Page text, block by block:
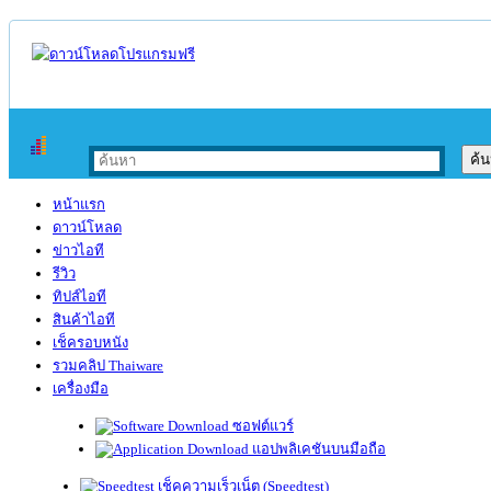
หน้าแรก
ดาวน์โหลด
ข่าวไอที
รีวิว
ทิปส์ไอที
สินค้าไอที
เช็ครอบหนัง
รวมคลิป Thaiware
เครื่องมือ
ซอฟต์แวร์
แอปพลิเคชันบนมือถือ
เช็คความเร็วเน็ต (Speedtest)